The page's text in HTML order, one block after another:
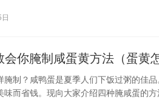
腌过：把鸡蛋在白酒中蘸一下，
你腌制咸蛋黄方法（蛋黄
腌制？咸鸭蛋是夏季人们下饭过粥的佳
味而省钱。现向大家介绍四种腌咸蛋的